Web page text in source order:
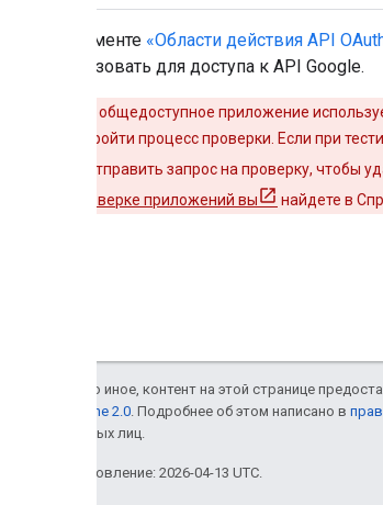
В документе «Области действия API
использовать для доступа к API Google.
Если ваше общедоступное приложение
оно должно пройти процесс проверки. Если при
необходимо отправить запрос на проверку, чтобы
вопросы о проверке приложений вы
найдете в
Если не указано иное, контент на этой странице
лицензии Apache 2.0 . Подробнее об этом написано в
аффилированных лиц.
Последнее обновление: 2026-04-13 UTC.